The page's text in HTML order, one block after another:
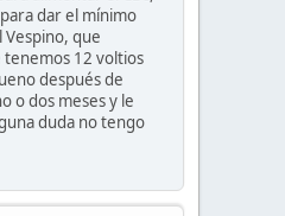
dar el mínimo
que
12 voltios
después de
o dos meses y le
duda no tengo